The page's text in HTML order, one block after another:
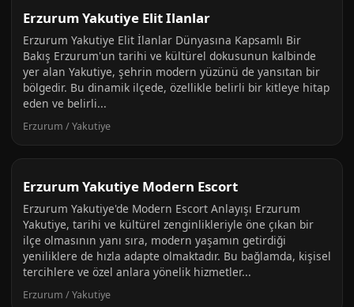
Erzurum Yakutiye Elit Ilanlar
Erzurum Yakutiye Elit İlanlar Dünyasına Kapsamlı Bir
Bakış Erzurum'un tarihi ve kültürel dokusunun kalbinde
yer alan Yakutiye, şehrin modern yüzünü de yansıtan bir
bölgedir. Bu dinamik ilçede, özellikle belirli bir kitleye hitap
eden ve belirli...
Erzurum / Yakutiye
Erzurum Yakutiye Modern Escort
Erzurum Yakutiye'de Modern Escort Anlayışı Erzurum
Yakutiye, tarihi ve kültürel zenginlikleriyle öne çıkan bir
ilçe olmasının yanı sıra, modern yaşamın getirdiği
yeniliklere de hızla adapte olmaktadır. Bu bağlamda, kişisel
tercihlere ve özel anlara yönelik hizmetler...
Erzurum / Yakutiye